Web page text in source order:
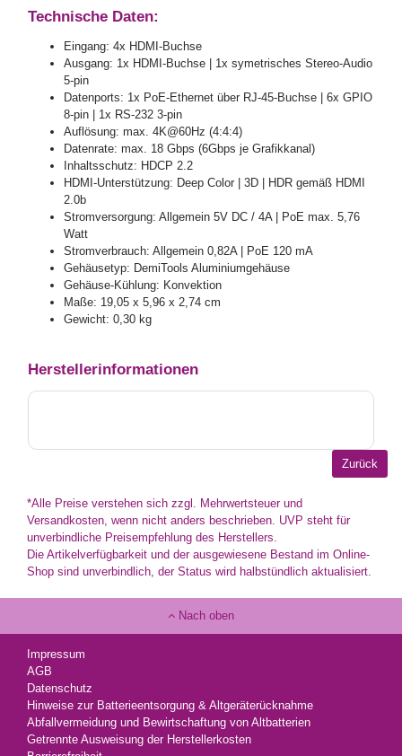
Technische Daten:
Eingang: 4x HDMI-Buchse
Ausgang: 1x HDMI-Buchse | 1x symetrisches Stereo-Audio
5-pin
Datenports: 1x PoE-Ethernet über RJ-45-Buchse | 6x GPIO
8-pin | 1x RS-232 3-pin
Auflösung: max. 4K@60Hz (4:4:4)
Datenrate: max. 18 Gbps (6Gbps je Grafikkanal)
Inhaltsschutz: HDCP 2.2
HDMI-Unterstützung: Deep Color | 3D | HDR gemäß HDMI
2.0b
Stromversorgung: Allgemein 5V DC / 4A | PoE max. 5,76
Watt
Stromverbrauch: Allgemein 0,82A | PoE 120 mA
Gehäusetyp: DemiTools Aluminiumgehäuse
Gehäuse-Kühlung: Konvektion
Maße: 19,05 x 5,96 x 2,74 cm
Gewicht: 0,30 kg
Herstellerinformationen
*Alle Preise verstehen sich zzgl. Mehrwertsteuer und
Versandkosten, wenn nicht anders beschrieben. UVP steht für
unverbindliche Preisempfehlung des Herstellers.
Die Artikelverfügbarkeit und der ausgewiesene Bestand im Online-
Shop sind unverbindlich, der Status wird halbstündlich aktualisiert.
Nach oben
Impressum
AGB
Datenschutz
Hinweise zur Batterieentsorgung & Altgeräterücknahme
Abfallvermeidung und Bewirtschaftung von Altbatterien
Getrennte Ausweisung der Herstellerkosten